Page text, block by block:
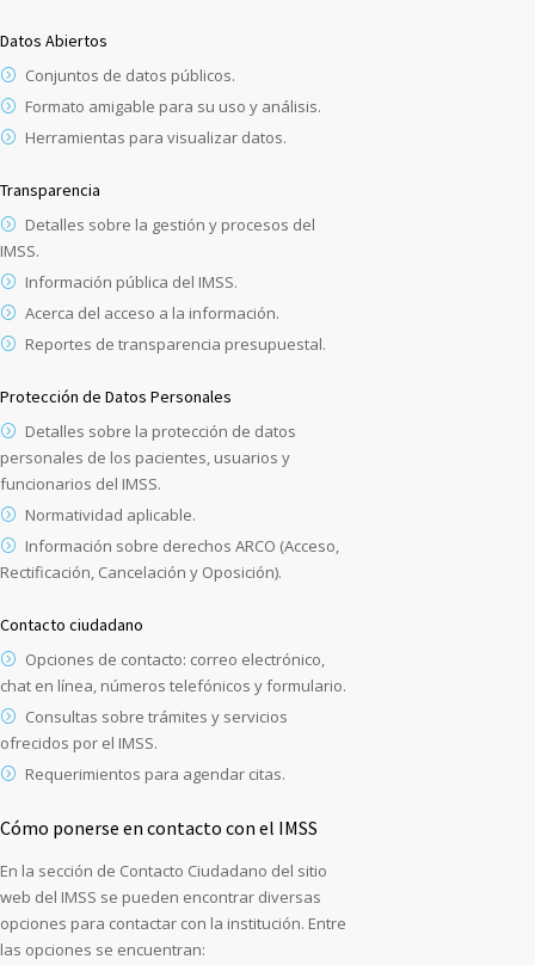
Datos Abiertos
Conjuntos de datos públicos.
Formato amigable para su uso y análisis.
Herramientas para visualizar datos.
Transparencia
Detalles sobre la gestión y procesos del
IMSS.
Información pública del IMSS.
Acerca del acceso a la información.
Reportes de transparencia presupuestal.
Protección de Datos Personales
Detalles sobre la protección de datos
personales de los pacientes, usuarios y
funcionarios del IMSS.
Normatividad aplicable.
Información sobre derechos ARCO (Acceso,
Rectificación, Cancelación y Oposición).
Contacto ciudadano
Opciones de contacto: correo electrónico,
chat en línea, números telefónicos y formulario.
Consultas sobre trámites y servicios
ofrecidos por el IMSS.
Requerimientos para agendar citas.
Cómo ponerse en contacto con el IMSS
En la sección de Contacto Ciudadano del sitio
web del IMSS se pueden encontrar diversas
opciones para contactar con la institución. Entre
las opciones se encuentran: